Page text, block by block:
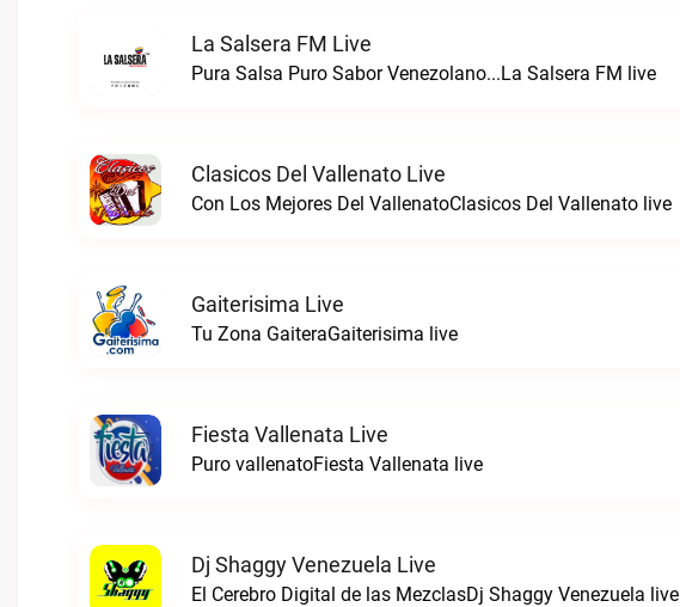
La Salsera FM Live
Pura Salsa Puro Sabor Venezolano...La Salsera FM live
Clasicos Del Vallenato Live
Con Los Mejores Del VallenatoClasicos Del Vallenato live
Gaiterisima Live
Tu Zona GaiteraGaiterisima live
Fiesta Vallenata Live
Puro vallenatoFiesta Vallenata live
Dj Shaggy Venezuela Live
El Cerebro Digital de las MezclasDj Shaggy Venezuela live